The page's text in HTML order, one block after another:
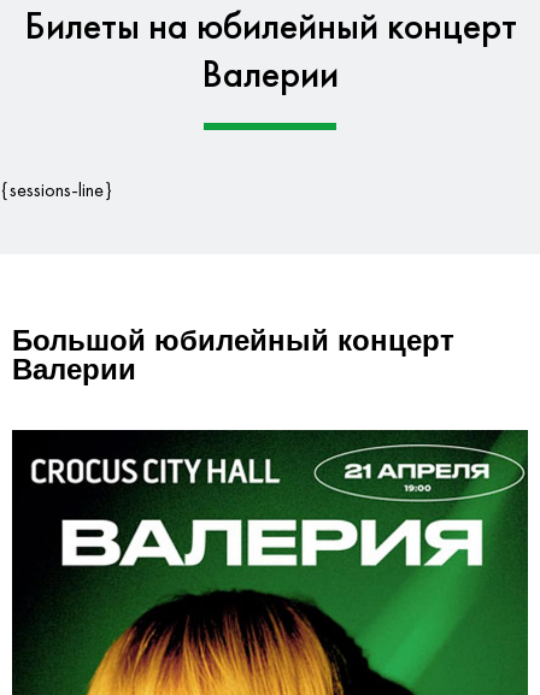
Гарантия безопасности данных
Билеты на юбилейный концерт
Валерии
{sessions-line}
Большой юбилейный концерт
Валерии